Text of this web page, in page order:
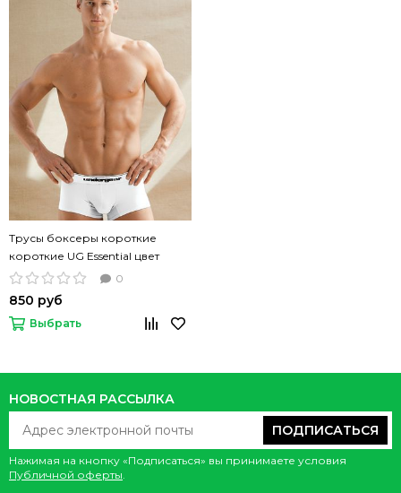
Трусы боксеры короткие
короткие UG Essential цвет
белый
0
850 руб
Выбрать
НОВОСТНАЯ РАССЫЛКА
ПОДПИСАТЬСЯ
Нажимая на кнопку «Подписаться» вы принимаете условия
Публичной оферты.